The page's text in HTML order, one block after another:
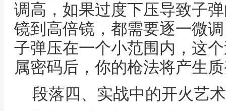
调高，如果过度下压导致子
镜到高倍镜，都需要逐一微
子弹压在一个小范围内，这
属密码后，你的枪法将产生
段落四、实战中的开火艺